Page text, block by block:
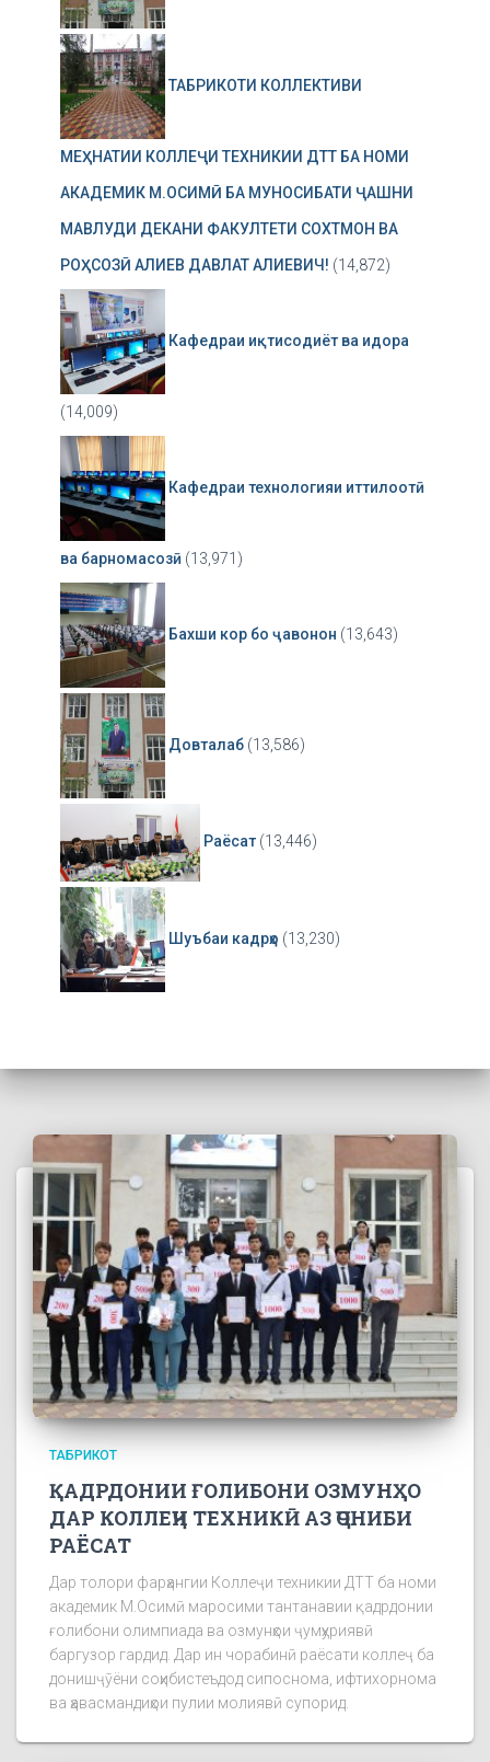
ТАБРИКОТИ КОЛЛЕКТИВИ
МЕҲНАТИИ КОЛЛЕҶИ ТЕХНИКИИ ДТТ БА НОМИ
АКАДЕМИК М.ОСИМӢ БА МУНОСИБАТИ ҶАШНИ
МАВЛУДИ ДЕКАНИ ФАКУЛТЕТИ СОХТМОН ВА
РОҲСОЗӢ АЛИЕВ ДАВЛАТ АЛИЕВИЧ! (14,872)
Кафедраи иқтисодиёт ва идора
(14,009)
Кафедраи технологияи иттилоотӣ
ва барномасозӣ (13,971)
Бахши кор бо ҷавонон (13,643)
Довталаб (13,586)
Раёсат (13,446)
Шуъбаи кадрҳо (13,230)
ТАБРИКОТ
ҚАДРДОНИИ ҒОЛИБОНИ ОЗМУНҲО
ДАР КОЛЛЕҶИ ТЕХНИКӢ АЗ ҶОНИБИ
РАЁСАТ
Дар толори фарҳангии Коллеҷи техникии ДТТ ба номи
академик М.Осимӣ маросими тантанавии қадрдонии
ғолибони олимпиада ва озмунҳои ҷумҳуриявӣ
баргузор гардид. Дар ин чорабинӣ раёсати коллеҷ ба
донишҷӯёни соҳибистеъдод сипоснома, ифтихорнома
ва ҳавасмандиҳои пулии молиявӣ супорид.